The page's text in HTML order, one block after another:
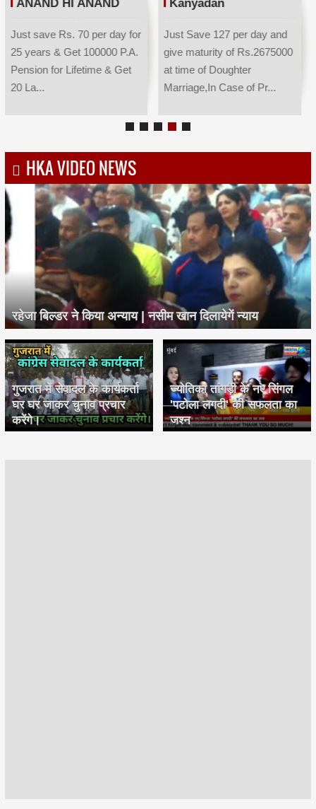
Just save Rs. 70 per day for
25 years & Get 100000 P.A.
Pension for Lifetime & Get
20 La...
Just Save 127 per day and
give maturity of Rs.2675000
at time of Doughter
Marriage,In Case of Pr...
HKA VIDEO NEWS
रहेजा बिल्डर ने किया अन्याय | नसीम खान दिलायेगें न्याय
गुजरात में सेवादल के कार्यकर्ता
घर घर जाकर चुनाव प्रचार
करेंगे।
ज्योतिका तांगड़ी के नए सिंगल
'पटोला लगदी' की सफलता का
जश्न